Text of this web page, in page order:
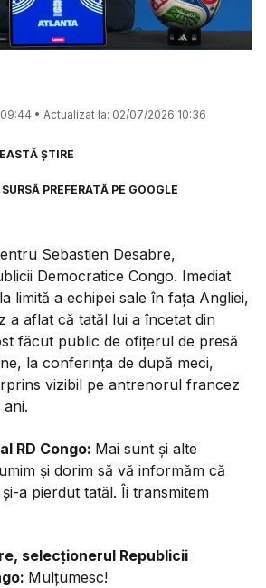
• Actualizat la: 02/07/2026 10:36
ȘTIRE
PREFERATĂ PE GOOGLE
Sebastien Desabre,
Democratice Congo. Imediat
limită a echipei sale în fața Angliei,
a aflat că tatăl lui a încetat din
făcut public de ofițerul de presă
la conferința de după meci,
vizibil pe antrenorul francez
RD Congo: Mai sunt și alte
și dorim să vă informăm că
a pierdut tatăl. Îi transmitem
selecționerul Republicii
Mulțumesc!